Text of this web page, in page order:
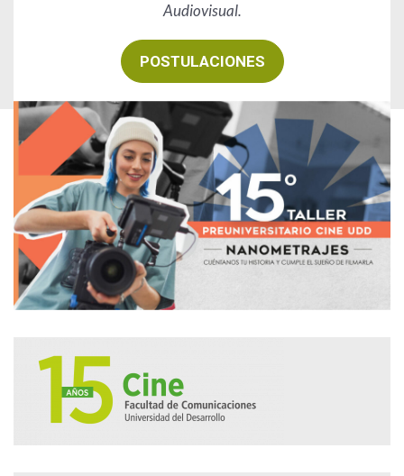
Audiovisual.
POSTULACIONES